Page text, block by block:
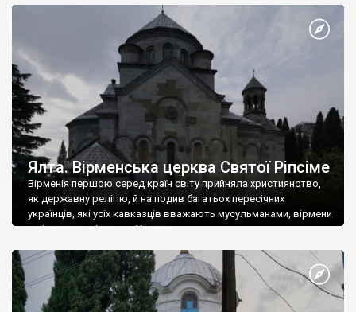
Херсонесі Володимир-язичник, став Василем-християнином.
А потім було Хрещення Русі. На честь Херсонесу Таврійського
Ялта. Вірменська церква Святої Ріпсіме
Вірменія першою серед країн світу прийняла християнство,
як державну релігію, й на подив багатьох пересічних
українців, які усіх кавказців вважають мусульманами, вірмени
є відданими вірянами Христа